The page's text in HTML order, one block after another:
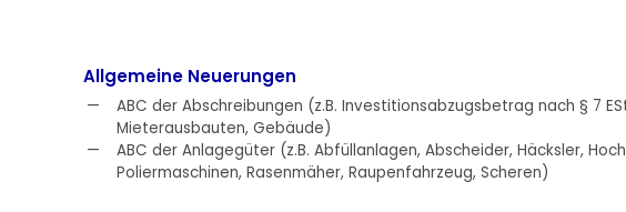
Allgemeine Neuerungen
ABC der Abschreibungen (z.B. Investitionsabzugsbetrag nach § 7
Mieterausbauten, Gebäude)
ABC der Anlagegüter (z.B. Abfüllanlagen, Abscheider, Häcksler,
Poliermaschinen, Rasenmäher, Raupenfahrzeug, Scheren)